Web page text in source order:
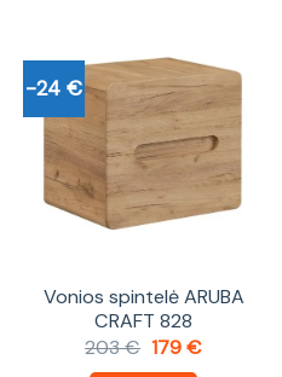
-24 €
Vonios spintelė ARUBA
CRAFT 828
203€ Original
179€Current